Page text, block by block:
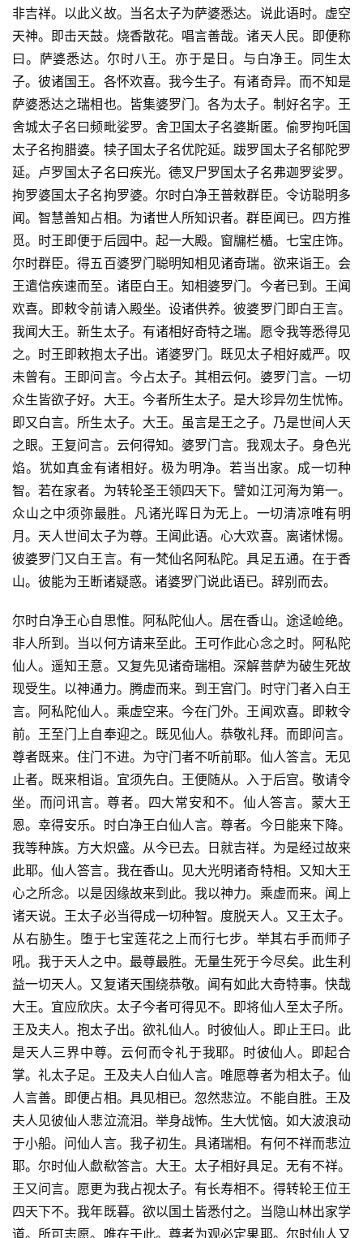
非吉祥。以此义故。当名太子为萨婆悉达。说此语时。虚空
天神。即击天鼓。烧香散花。唱言善哉。诸天人民。即便称
曰。萨婆悉达。尔时八王。亦于是日。与白净王。同生太
子。彼诸国王。各怀欢喜。我今生子。有诸奇异。而不知是
萨婆悉达之瑞相也。皆集婆罗门。各为太子。制好名字。王
舍城太子名曰频毗娑罗。舍卫国太子名婆斯匿。偷罗拘吒国
太子名拘腊婆。犊子国太子名优陀延。跋罗国太子名郁陀罗
延。卢罗国太子名曰疾光。德叉尸罗国太子名弗迦罗娑罗。
拘罗婆国太子名拘罗婆。尔时白净王普敕群臣。令访聪明多
闻。智慧善知占相。为诸世人所知识者。群臣闻已。四方推
觅。时王即便于后园中。起一大殿。窗牖栏楯。七宝庄饰。
尔时群臣。得五百婆罗门聪明知相见诸奇瑞。欲来诣王。会
王遣信疾速而至。诸臣白王。知相婆罗门。今者已到。王闻
欢喜。即敕令前请入殿坐。设诸供养。彼婆罗门即白王言。
我闻大王。新生太子。有诸相好奇特之瑞。愿令我等悉得见
之。时王即敕抱太子出。诸婆罗门。既见太子相好威严。叹
未曾有。王即问言。今占太子。其相云何。婆罗门言。一切
众生皆欲子好。大王。今者所生太子。是大珍异勿生忧怖。
即又白言。所生太子。大王。虽言是王之子。乃是世间人天
之眼。王复问言。云何得知。婆罗门言。我观太子。身色光
焰。犹如真金有诸相好。极为明净。若当出家。成一切种
智。若在家者。为转轮圣王领四天下。譬如江河海为第一。
众山之中须弥最胜。凡诸光晖日为无上。一切清凉唯有明
月。天人世间太子为尊。王闻此语。心大欢喜。离诸怵惕。
彼婆罗门又白王言。有一梵仙名阿私陀。具足五通。在于香
山。彼能为王断诸疑惑。诸婆罗门说此语已。辞别而去。
尔时白净王心自思惟。阿私陀仙人。居在香山。途迳崄绝。
非人所到。当以何方请来至此。王可作此心念之时。阿私陀
仙人。遥知王意。又复先见诸奇瑞相。深解菩萨为破生死故
现受生。以神通力。腾虚而来。到王宫门。时守门者入白王
言。阿私陀仙人。乘虚空来。今在门外。王闻欢喜。即敕令
前。王至门上自奉迎之。既见仙人。恭敬礼拜。而即问言。
尊者既来。住门不进。为守门者不听前耶。仙人答言。无见
止者。既来相诣。宜须先白。王便随从。入于后宫。敬请令
坐。而问讯言。尊者。四大常安和不。仙人答言。蒙大王
恩。幸得安乐。时白净王白仙人言。尊者。今日能来下降。
我等种族。方大炽盛。从今已去。日就吉祥。为是经过故来
此耶。仙人答言。我在香山。见大光明诸奇特相。又知大王
心之所念。以是因缘故来到此。我以神力。乘虚而来。闻上
诸天说。王太子必当得成一切种智。度脱天人。又王太子。
从右胁生。堕于七宝莲花之上而行七步。举其右手而师子
吼。我于天人之中。最尊最胜。无量生死于今尽矣。此生利
益一切天人。又复诸天围绕恭敬。闻有如此大奇特事。快哉
大王。宜应欣庆。太子今者可得见不。即将仙人至太子所。
王及夫人。抱太子出。欲礼仙人。时彼仙人。即止王曰。此
是天人三界中尊。云何而令礼于我耶。时彼仙人。即起合
掌。礼太子足。王及夫人白仙人言。唯愿尊者为相太子。仙
人言善。即便占相。具见相已。忽然悲泣。不能自胜。王及
夫人见彼仙人悲泣流泪。举身战怖。生大忧恼。如大波浪动
于小船。问仙人言。我子初生。具诸瑞相。有何不祥而悲泣
耶。尔时仙人歔欷答言。大王。太子相好具足。无有不祥。
王又问言。愿更为我占视太子。有长寿相不。得转轮王位王
四天下不。我年既暮。欲以国土皆悉付之。当隐山林出家学
道。所可志愿。唯在于此。尊者为观必定果耶。尔时仙人又